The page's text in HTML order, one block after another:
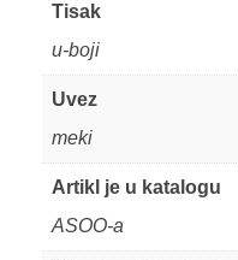
Tisak
u-boji
Uvez
meki
Artikl je u katalogu
ASOO-a